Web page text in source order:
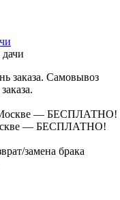
— БЕСПЛАТНО!